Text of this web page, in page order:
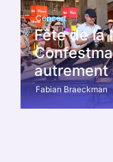
Concert
Fête de la
autrement
Fabian Braeckman